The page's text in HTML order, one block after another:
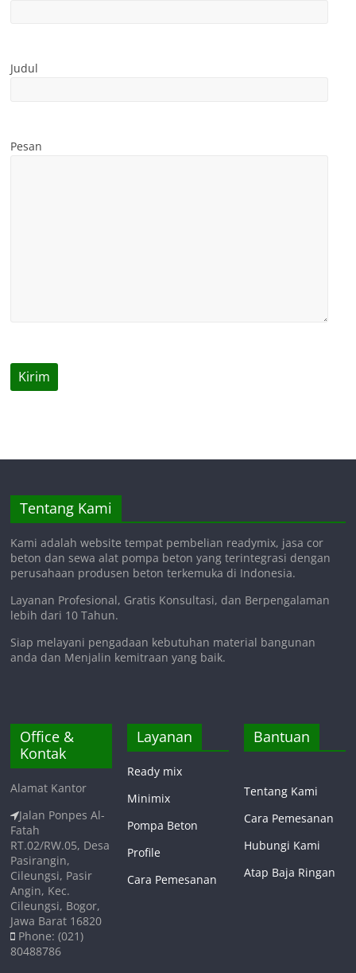
Judul
Pesan
Tentang Kami
Kami adalah website tempat pembelian readymix, jasa cor
beton dan sewa alat pompa beton yang terintegrasi dengan
perusahaan produsen beton terkemuka di Indonesia.
Layanan Profesional, Gratis Konsultasi, dan Berpengalaman
lebih dari 10 Tahun.
Siap melayani pengadaan kebutuhan material bangunan
anda dan Menjalin kemitraan yang baik.
Office &
Kontak
Alamat Kantor
Jalan Ponpes Al-
Fatah
RT.02/RW.05, Desa
Pasirangin,
Cileungsi, Pasir
Angin, Kec.
Cileungsi, Bogor,
Jawa Barat 16820
Phone: (021)
80488786
Layanan
Ready mix
Minimix
Pompa Beton
Profile
Cara Pemesanan
Bantuan
Tentang Kami
Cara Pemesanan
Hubungi Kami
Atap Baja Ringan